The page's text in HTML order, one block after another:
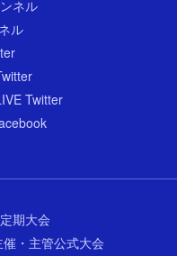
ネル
ル
Twitter
期大会
・主管公式大会